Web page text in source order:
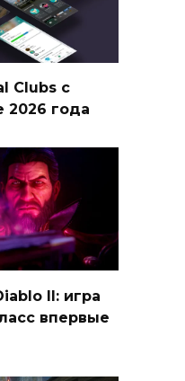
Clubs с
2026 года
II: игра
впервые